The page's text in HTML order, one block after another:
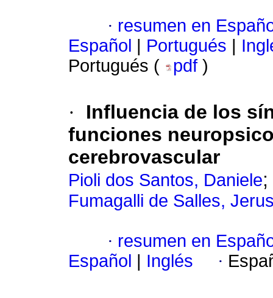
· resumen en
Español
Portugués
Portugués (
pdf )
·
Influencia de los
funciones
cerebrovascular
Pioli dos Santos, Daniele;
Fumagalli de Salles,
· resumen en
Español
Inglés ·